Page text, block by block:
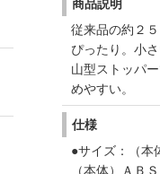
商品説明
従来品の約２
ぴったり。小
山型ストッパ
めやすい。
仕様
●サイズ：（本
（本体）ＡＢ